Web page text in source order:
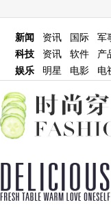
新闻 资讯 国际
军
科技
资讯 软件
产
娱乐
明星 电影 电